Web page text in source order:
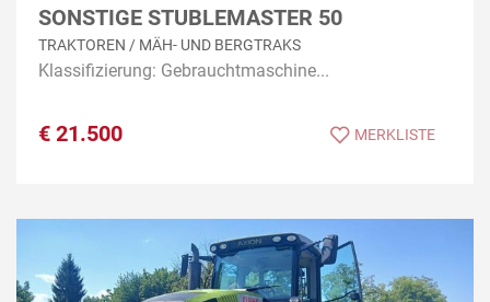
SONSTIGE STUBLEMASTER 50
TRAKTOREN / MÄH- UND BERGTRAKS
Klassifizierung: Gebrauchtmaschine...
€ 21.500 MERKLISTE